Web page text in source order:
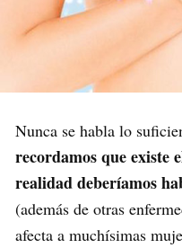
Nunca se habla lo
recordamos que existe
realidad deberíamos
(además de otras
afecta a muchísimas